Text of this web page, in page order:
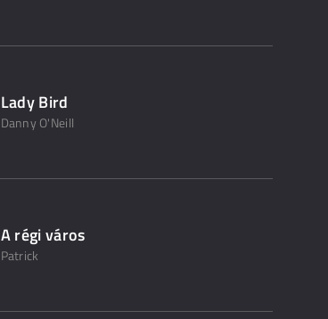
Lady Bird
Danny O'Neill
A régi város
Patrick